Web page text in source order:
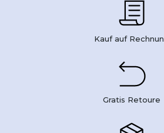
Kauf auf
Gratis Retoure